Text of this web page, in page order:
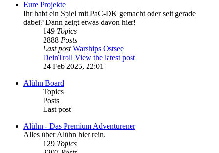
Eure Projekte
Ihr habt ein Spiel mit PaC-DK gemacht oder seit gerade
dabei? Dann zeigt etwas davon hier!
149 Topics
2888 Posts
Last post Warships Ostsee
DeinTroll View the latest post
24 Feb 2025, 22:01
Alühn Board
Topics
Posts
Last post
Alühn - Das Premium Adventurener
Alles über Alühn hier rein.
129 Topics